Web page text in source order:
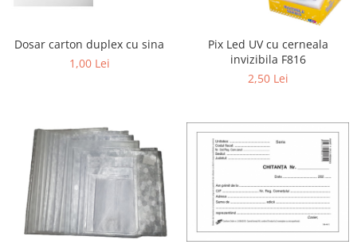
Dosar carton duplex cu sina
1,00 Lei
Pix Led UV cu cerneala
invizibila F816
2,50 Lei